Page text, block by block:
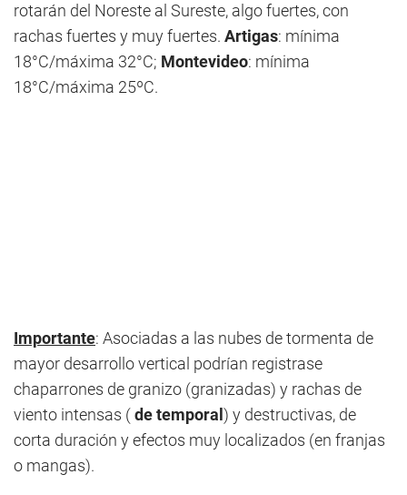
rotarán del Noreste al Sureste, algo fuertes, con
rachas fuertes y muy fuertes. Artigas: mínima
18°C/máxima 32°C; Montevideo: mínima
18°C/máxima 25ºC.
Importante: Asociadas a las nubes de tormenta de
mayor desarrollo vertical podrían registrase
chaparrones de granizo (granizadas) y rachas de
viento intensas (de temporal ) y destructivas, de
corta duración y efectos muy localizados (en franjas
o mangas).